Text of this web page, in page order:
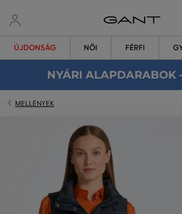
ÚJDONSÁG NŐI FÉRFI
NYÁRI ALAPDARABOK
MELLÉNYEK